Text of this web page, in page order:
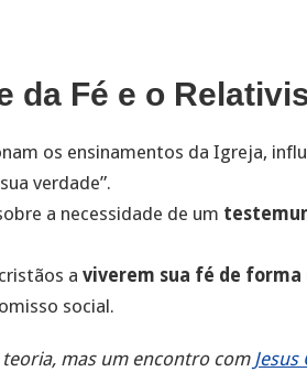
da Fé e o
os ensinamentos da Igreja,
verdade”.
a necessidade de um
a viverem sua fé de forma
social.
teoria, mas um encontro com Jesus